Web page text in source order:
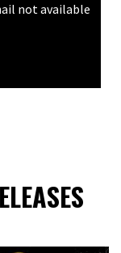
not available